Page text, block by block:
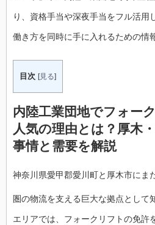
り、資格手当や深夜手当をフル活用
働き方を同時に手に入れるための情
目次 [見る]
内陸工業団地でフォー
人気の理由とは？厚木
事情と需要を解説
神奈川県愛甲郡愛川町と厚木市にま
圏の物流を支える巨大な拠点として
エリアでは、フォークリフトの免許